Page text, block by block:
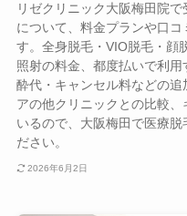
リゼクリニック大阪梅田院
について、料金プランや口
す。全身脱毛・VIO脱毛・顔
照射の料金、都度払いで利
酔代・キャンセル料などの
アの他クリニックとの比較
いるので、大阪梅田で医療脱
ださい。
2026年6月2日